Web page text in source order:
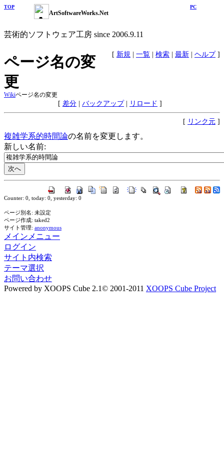
TOP PC
ArtSoftwareWorks.Net
芸術的ソフトウェア工房 since 2006.9.11
[ 新規 | 一覧 | 検索 | 最新 | ヘルプ]
ページ名の変
更
Wikiページ名の変更
[ 差分 | バックアップ| リロード ]
[ リンク元 ]
複雑学系的時間論の名前を変更します。
新しい名前:
Counter: 0, today: 0, yesterday: 0
ページ別名: 未設定
ページ作成: taked2
サイト管理: anonymous
メインメニュー
ログイン
サイト内検索
テーマ選択
お問い合わせ
Powered by XOOPS Cube 2.1© 2001-2011 XOOPS Cube Project